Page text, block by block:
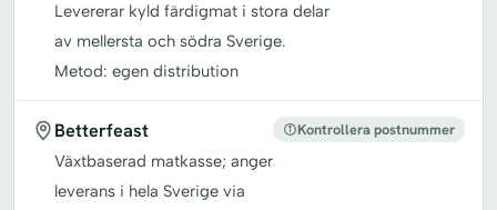
Levererar kyld färdigmat i stora delar
av mellersta och södra Sverige.
Metod: egen distribution
Betterfeast
Växtbaserad matkasse; anger
leverans i hela Sverige via
Kontrollera postnummer